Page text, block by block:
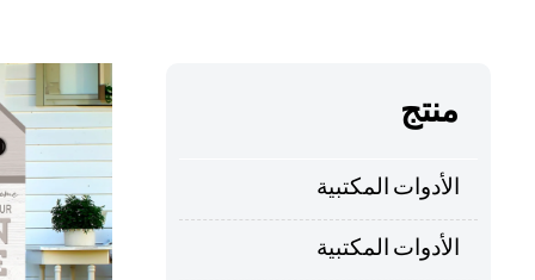
منتج
الأدوات المكتبية
الأدوات المكتبية